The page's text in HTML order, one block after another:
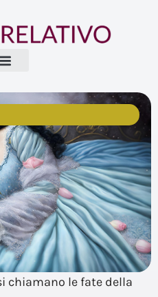
chiamano le fate della